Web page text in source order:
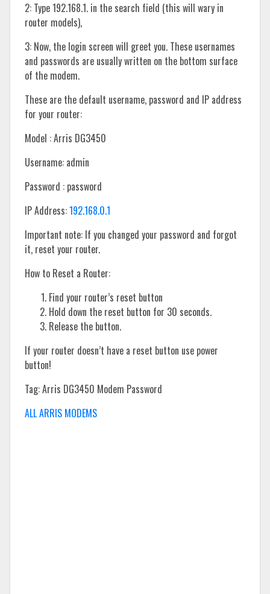
2: Type 192.168.1. in the search field (this will wary in
router models),
3: Now, the login screen will greet you. These usernames
and passwords are usually written on the bottom surface
of the modem.
These are the default username, password and IP address
for your router:
Model : Arris DG3450
Username: admin
Password : password
IP Address:192.168.0.1
Important note: If you changed your password and forgot
it, reset your router.
How to Reset a Router:
Find your router’s reset button
Hold down the reset button for 30 seconds.
Release the button.
If your router doesn’t have a reset button use power
button!
Tag: Arris DG3450 Modem Password
ALL ARRIS MODEMS